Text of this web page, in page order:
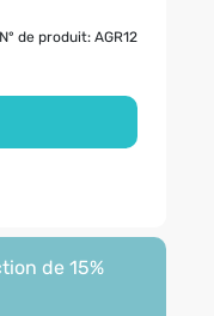
N° de produit: AGR12
de 15%